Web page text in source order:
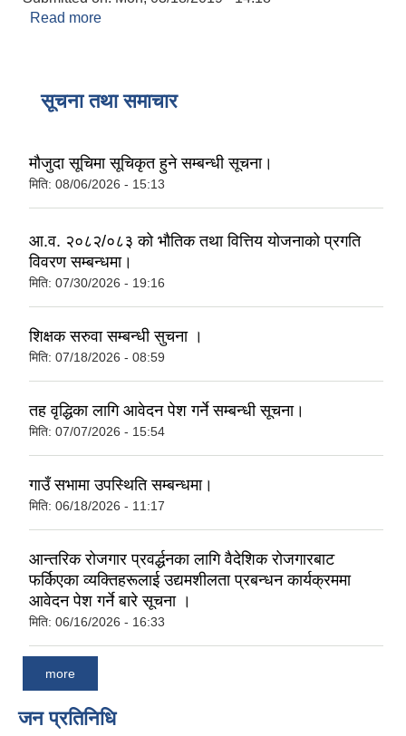
Read more
सूचना तथा समाचार
मौजुदा सूचिमा सूचिकृत हुने सम्बन्धी सूचना।
मिति: 08/06/2026 - 15:13
आ.व. २०८२/०८३ को भौतिक तथा वित्तिय योजनाको प्रगति
विवरण सम्बन्धमा।
मिति: 07/30/2026 - 19:16
शिक्षक सरुवा सम्बन्धी सुचना ।
मिति: 07/18/2026 - 08:59
तह वृद्धिका लागि आवेदन पेश गर्ने सम्बन्धी सूचना।
मिति: 07/07/2026 - 15:54
गाउँ सभामा उपस्थिति सम्बन्धमा।
मिति: 06/18/2026 - 11:17
आन्तरिक रोजगार प्रवर्द्धनका लागि वैदेशिक रोजगारबाट
फर्किएका व्यक्तिहरूलाई उद्यमशीलता प्रबन्धन कार्यक्रममा
आवेदन पेश गर्ने बारे सूचना ।
मिति: 06/16/2026 - 16:33
more
जन प्रतिनिधि